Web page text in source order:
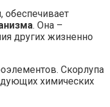
обеспечивает
. Она –
других жизненно
Скорлупа
химических